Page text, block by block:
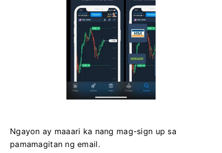
Ngayon ay maaari ka nang mag-sign up sa
pamamagitan ng email.